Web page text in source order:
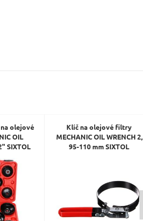
olejové
OIL
SIXTOL
Klíč na olejové filtry
MECHANIC OIL WRENCH 2,
95-110 mm SIXTOL